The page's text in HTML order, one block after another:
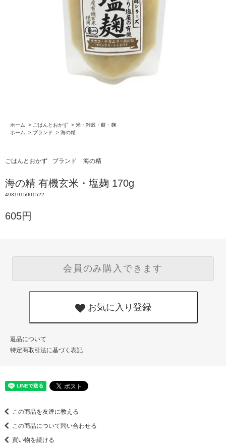
ホーム > ごはんとおかず > 米・雑穀・餅・麹
ホーム
> ブランド > 海の精
ごはんとおかず ブランド 海の精
海の精 有機玄米・塩麹 170g
4931915001522
605円
会員のみ購入できます
お気に入り登録
返品について
特定商取引法に基づく表記
この商品を友達に教える
この商品について問い合わせる
買い物を続ける